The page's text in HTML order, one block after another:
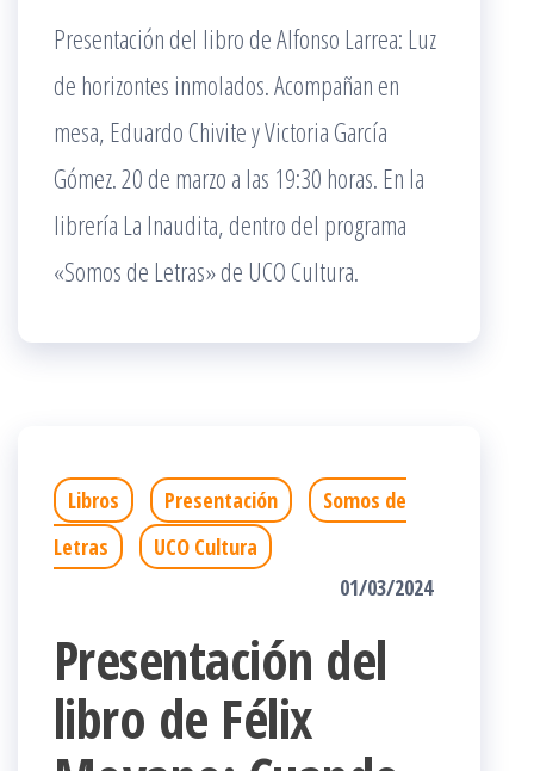
Presentación del libro de Alfonso Larrea: Luz
de horizontes inmolados. Acompañan en
mesa, Eduardo Chivite y Victoria García
Gómez. 20 de marzo a las 19:30 horas. En la
librería La Inaudita, dentro del programa
«Somos de Letras» de UCO Cultura.
Libros Presentación
Somos de
Letras
UCO Cultura
01/03/2024
Presentación del
libro de Félix